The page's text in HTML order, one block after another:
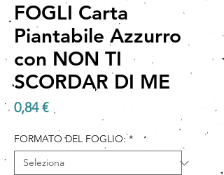
FOGLI Carta
Piantabile Azzurro
con NON TI
SCORDAR DI ME
0,84 €Prezzo
FORMATO DEL FOGLIO: *